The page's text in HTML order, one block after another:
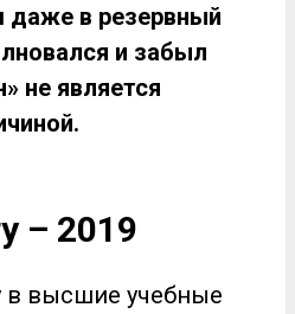
в резервный
и забыл
не является
– 2019
высшие учебные